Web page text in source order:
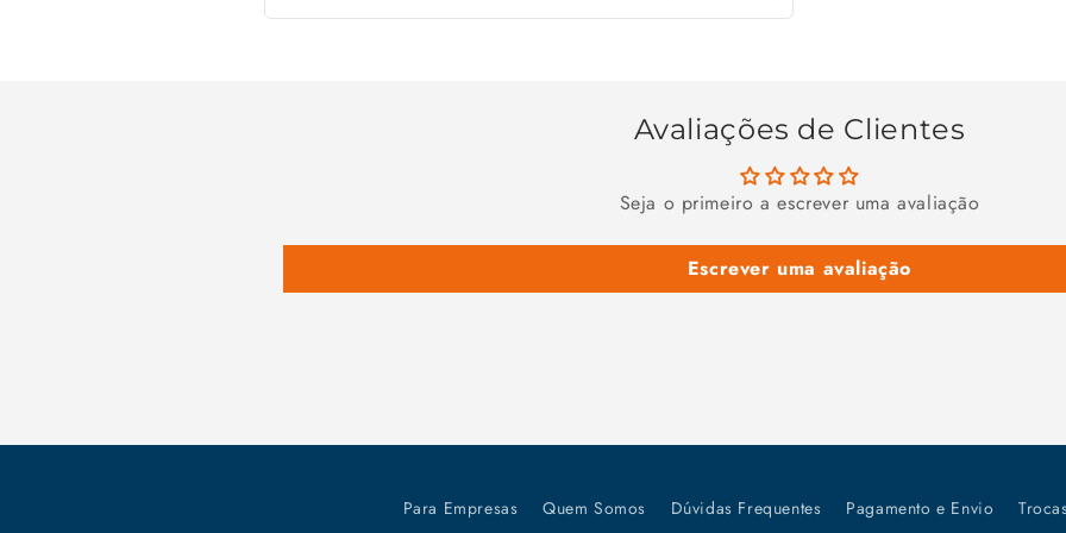
Avaliações de Clientes
Seja o primeiro a escrever uma avaliação
Escrever uma avaliação
Para Empresas Quem Somos Dúvidas Frequentes Pagamento e Envio